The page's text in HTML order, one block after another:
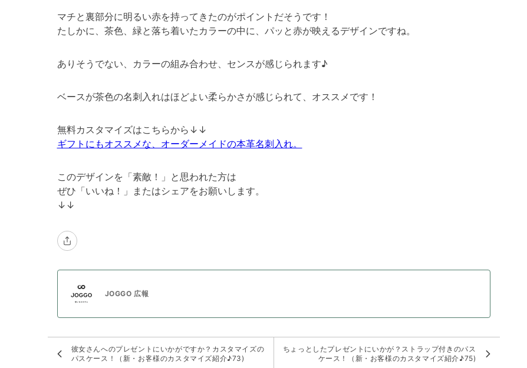
マチと裏部分に明るい赤を持ってきたのがポイントだそうです！
たしかに、茶色、緑と落ち着いたカラーの中に、パッと赤が映えるデザインですね。
ありそうでない、カラーの組み合わせ、センスが感じられます♪
ベースが茶色の名刺入れはほどよい柔らかさが感じられて、オススメです！
無料カスタマイズはこちらから↓↓
ギフトにもオススメな、オーダーメイドの本革名刺入れ。
このデザインを「素敵！」と思われた方は
ぜひ「いいね！」またはシェアをお願いします。
↓↓
JOGGO 広報
彼女さんへのプレゼントにいかがですか？カスタマイズの
パスケース！（新・お客様のカスタマイズ紹介♪73)
ちょっとしたプレゼントにいかが？ストラップ付きのパス
ケース！（新・お客様のカスタマイズ紹介♪75)